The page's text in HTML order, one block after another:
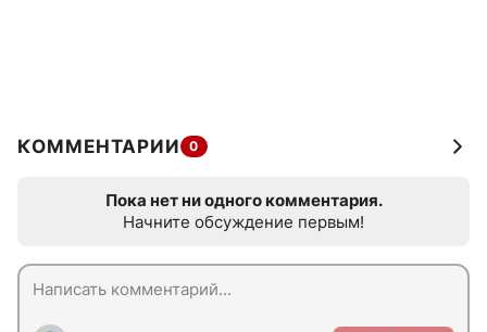
КОММЕНТАРИИ 0
Пока нет ни одного комментария.
Начните обсуждение первым!